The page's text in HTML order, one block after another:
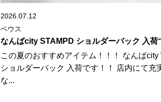
2026.07.12
ベウス
なんばcity STAMPD ショルダーバック 入荷
この夏のおすすめアイテム！！！ なんば
ショルダーバック 入荷です！！ 店内にて充
な...